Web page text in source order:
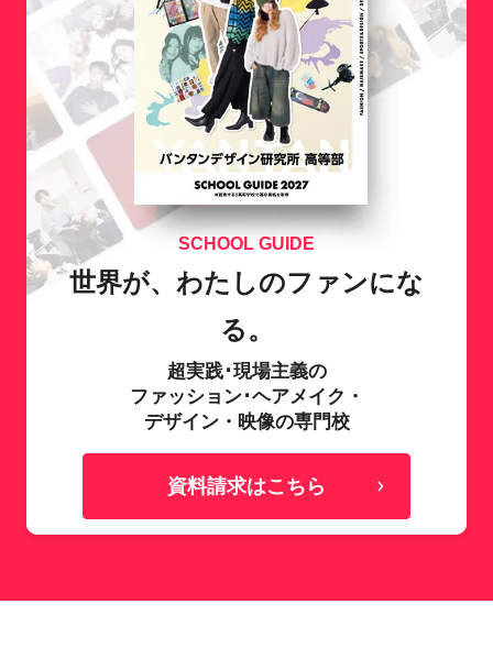
SCHOOL GUIDE
世界が、わたしのファンにな
る。
超実践･現場主義の
ファッション･ヘアメイク・
デザイン・映像の専門校
資料請求はこちら